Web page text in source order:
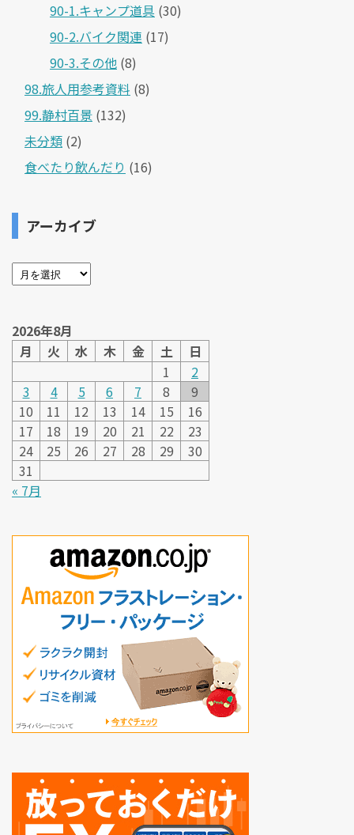
90-1.キャンプ道具 (30)
90-2.バイク関連 (17)
90-3.その他 (8)
98.旅人用参考資料 (8)
99.静村百景 (132)
未分類 (2)
食べたり飲んだり (16)
アーカイブ
2026年8月
月
火 水 木 金 土
日
1
2
3
4 5 6 7 8
9
10
11 12 13 14 15
16
17
18 19 20 21 22
23
24
25 26 27 28 29
30
31
« 7月